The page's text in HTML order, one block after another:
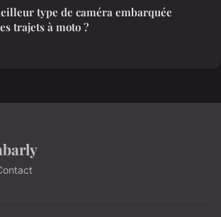
type de caméra embarquée
trajets à moto ?